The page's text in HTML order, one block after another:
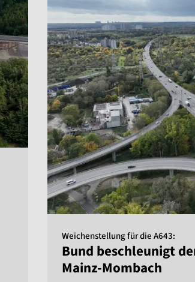
Weichenstellung für die A643:
Bund beschleunigt
Mainz-Mombach